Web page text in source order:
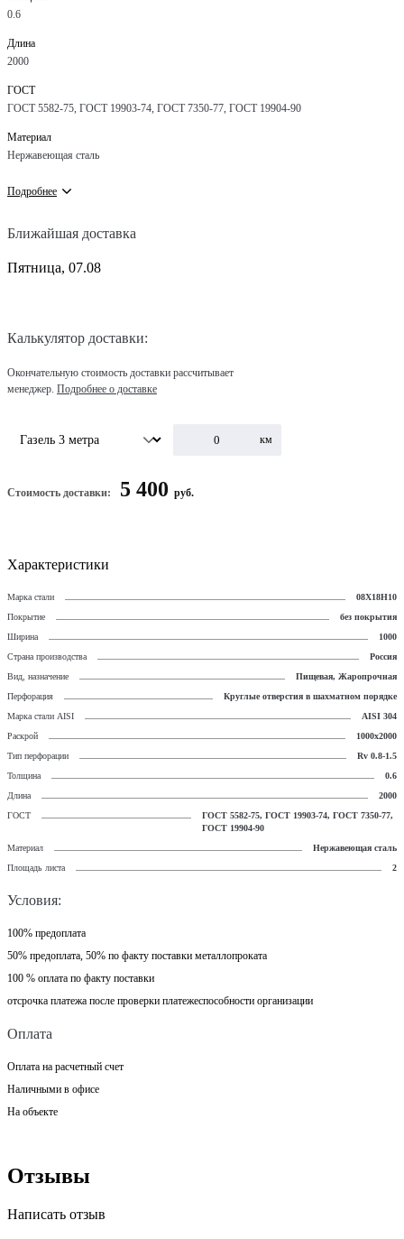
0.6
Длина
2000
ГОСТ
ГОСТ 5582-75, ГОСТ 19903-74, ГОСТ 7350-77, ГОСТ 19904-90
Материал
Нержавеющая сталь
Подробнее
Ближайшая доставка
Пятница, 07.08
Калькулятор доставки:
Окончательную стоимость доставки рассчитывает
менеджер. Подробнее о доставке
км
Стоимость доставки: 5 400 руб.
Характеристики
Марка стали
08Х18Н10
Покрытие
без покрытия
Ширина
1000
Страна производства
Россия
Вид, назначение
Пищевая, Жаропрочная
Перфорация
Круглые отверстия в шахматном порядке
Марка стали AISI
AISI 304
Раскрой
1000х2000
Тип перфорации
Rv 0.8-1.5
Толщина
0.6
Длина
2000
ГОСТ
ГОСТ 5582-75, ГОСТ 19903-74, ГОСТ 7350-77,
ГОСТ 19904-90
Материал
Нержавеющая сталь
Площадь листа
2
Условия:
100% предоплата
50% предоплата, 50% по факту поставки металлопроката
100 % оплата по факту поставки
отсрочка платежа после проверки платежеспособности организации
Оплата
Оплата на расчетный счет
Наличными в офисе
На объекте
Отзывы
Написать отзыв